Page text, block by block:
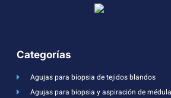
Categorías
Agujas para biopsia de tejidos blandos
Agujas para biopsia y aspiración de